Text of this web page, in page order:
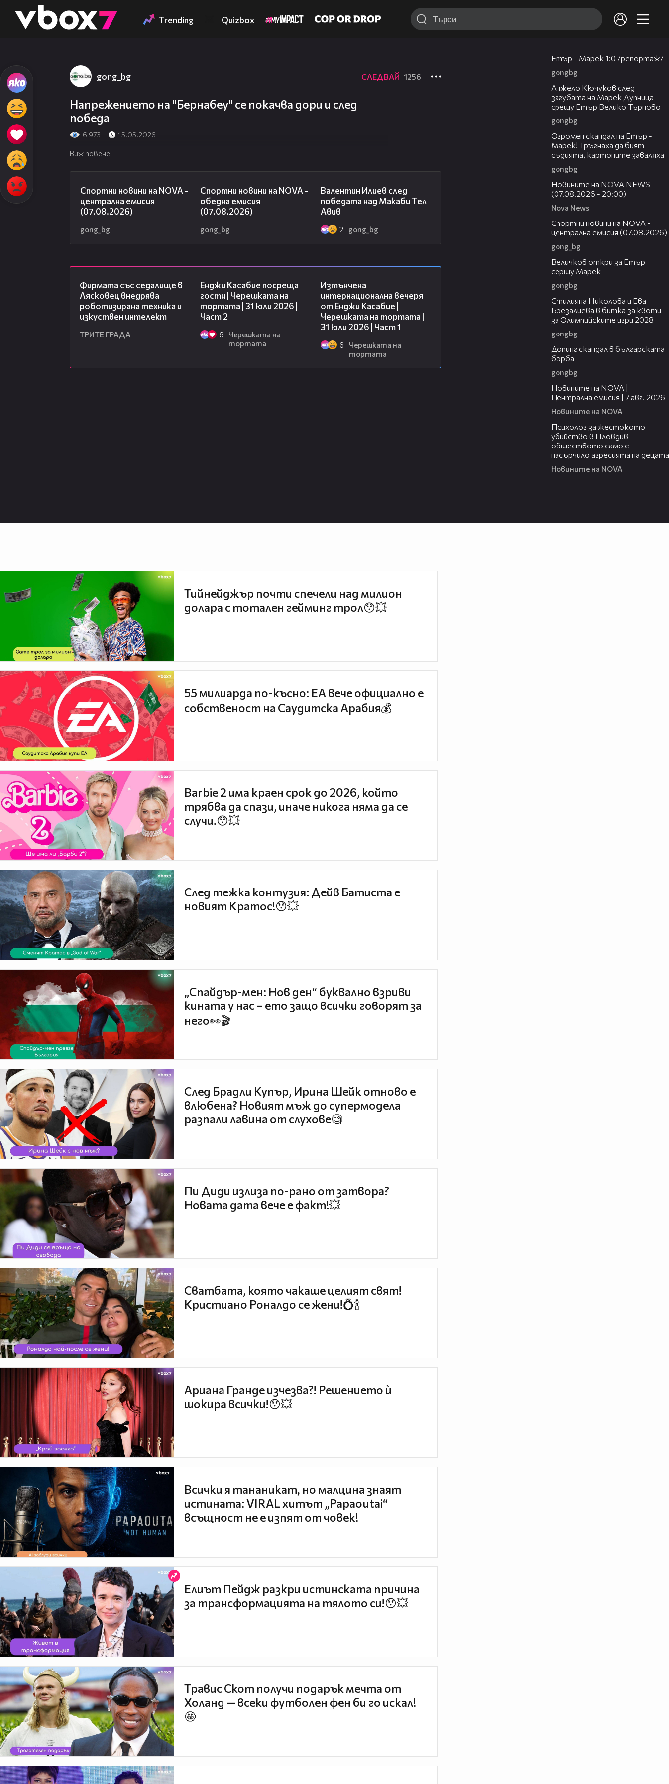
👾 Trending Quizbox
gong_bg СЛЕДВАЙ 1256
Напрежението на "Бернабеу" се покачва дори и след
победа
6 973 15.05.2026
Виж повече
Спортни новини на NOVA -
централна емисия
(07.08.2026)
gong_bg
Спортни новини на NOVA -
обедна емисия
(07.08.2026)
gong_bg
Валентин Илиев след
победата над Макаби Тел
Авив
2 gong_bg
Фирмата със седалище в
Лясковец внедрява
роботизирана техника и
изкуствен интелект
ТРИТЕ ГРАДА
Енджи Касабие посреща
гости | Черешката на
тортата | 31 юли 2026 |
Част 2
6
Черешката на
тортата
Изтънчена
интернационална вечеря
от Енджи Касабие |
Черешката на тортата |
31 юли 2026 | Част 1
6
Черешката на
тортата
Етър - Марек 1:0 /репортаж/
gongbg
Анжело Кючуков след
загубата на Марек Дупница
срещу Етър Велико Търново
gongbg
Огромен скандал на Етър -
Марек! Тръгнаха да бият
съдията, картоните заваляха
gongbg
Новините на NOVA NEWS
(07.08.2026 - 20:00)
Nova News
Спортни новини на NOVA -
централна емисия (07.08.2026)
gong_bg
Величков откри за Етър
серщу Марек
gongbg
Стилияна Николова и Ева
Брезалиева в битка за квоти
за Олимпийските игри 2028
gongbg
Допинг скандал в българската
борба
gongbg
Новините на NOVA |
Централна емисия | 7 авг. 2026
Новините на NOVA
Психолог за жестокото
убийство в Пловдив -
обществото само е
насърчило агресията на децата
Новините на NOVA
Тийнейджър почти спечели над милион
долара с тотален гейминг трол😯💥
55 милиарда по-късно: EA вече официално е
собственост на Саудитска Арабия💰
Barbie 2 има краен срок до 2026, който
трябва да спази, иначе никога няма да се
случи.😯💥
След тежка контузия: Дейв Батиста е
новият Кратос!😯💥
„Спайдър-мен: Нов ден“ буквално взриви
кината у нас – ето защо всички говорят за
него👀🎬
След Брадли Купър, Ирина Шейк отново е
влюбена? Новият мъж до супермодела
разпали лавина от слухове🧐
Пи Диди излиза по-рано от затвора?
Новата дата вече е факт!💥
Сватбата, която чакаше целият свят!
Кристиано Роналдо се жени!💍🍾
Ариана Гранде изчезва?! Решението ѝ
шокира всички!😯💥
Всички я тананикат, но малцина знаят
истината: VIRAL хитът „Papaoutai“
всъщност не е изпят от човек!
Елиът Пейдж разкри истинската причина
за трансформацията на тялото си!😯💥
Травис Скот получи подарък мечта от
Холанд — всеки футболен фен би го искал!
🤩